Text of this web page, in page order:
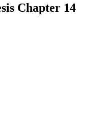
Chapter 14